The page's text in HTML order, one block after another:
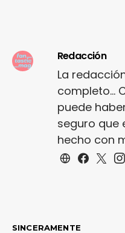
Redacción
La
completo...
puede
seguro que
hecho con
SINCERAMENTE